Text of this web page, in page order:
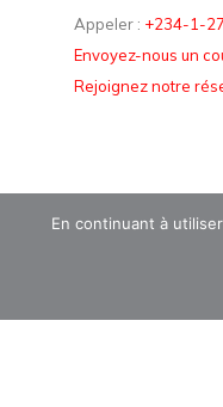
Appeler : +234-1-
Envoyez-nous un
Rejoignez notre
En continuant à